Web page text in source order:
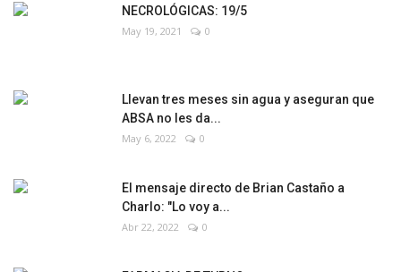
NECROLÓGICAS: 19/5
May 19, 2021 0
Llevan tres meses sin agua y aseguran que
ABSA no les da...
May 6, 2022 0
El mensaje directo de Brian Castaño a
Charlo: "Lo voy a...
Abr 22, 2022 0